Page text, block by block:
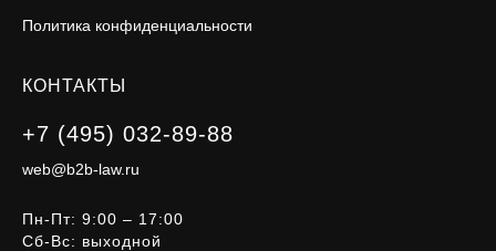
КОНТАКТЫ
+7 (495) 032-89-88
web@b2b-law.ru
Пн-Пт: 9:00 – 17:00
Сб-Вс: выходной
Политика конфиденциальности